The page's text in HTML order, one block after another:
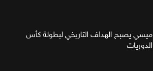
ميسي يصبح الهداف التاريخي لبطولة كأس
الدوريات